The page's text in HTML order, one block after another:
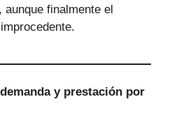
, aunque finalmente el
y prestación por